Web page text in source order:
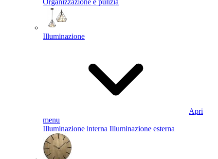
Organizzazione e pulizia
Illuminazione
Apri
menu
Illuminazione interna Illuminazione esterna